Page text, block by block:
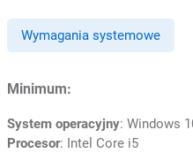
Wymagania systemowe
Minimum:
System operacyjny: Windows
Procesor: Intel Core i5